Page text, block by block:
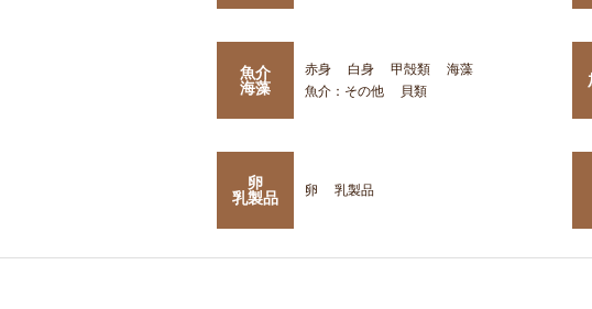
魚介
海藻
赤身 白身 甲殻類
海藻
魚介：その他
貝類
卵
乳製品
卵 乳製品